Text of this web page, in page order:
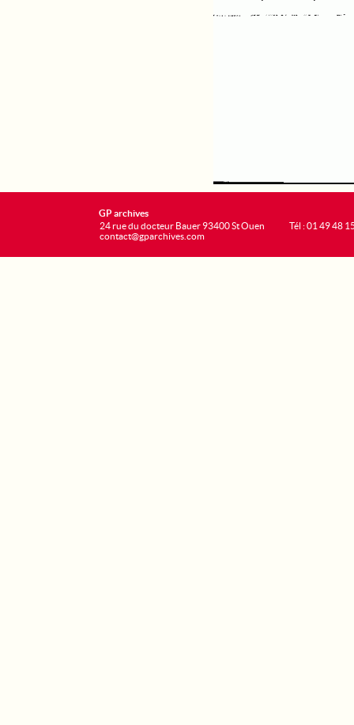
GP archives
24 rue du docteur Bauer 93400 St Ouen
contact@gparchives.com
Tél : 01 49 48